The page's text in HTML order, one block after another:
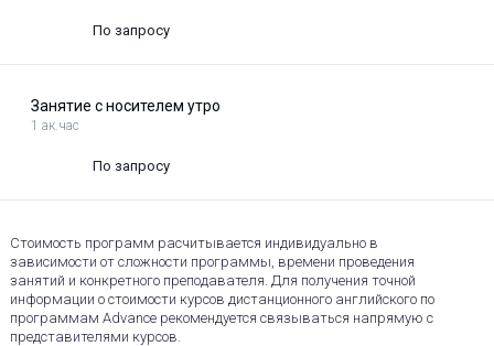
По запросу
Занятие с носителем утро
1 ак.час
По запросу
Стоимость программ расчитывается индивидуально в
зависимости от сложности программы, времени проведения
занятий и конкретного преподавателя. Для получения точной
информации о стоимости курсов дистанционного английского по
программам Advance рекомендуется связываться напрямую с
представителями курсов.